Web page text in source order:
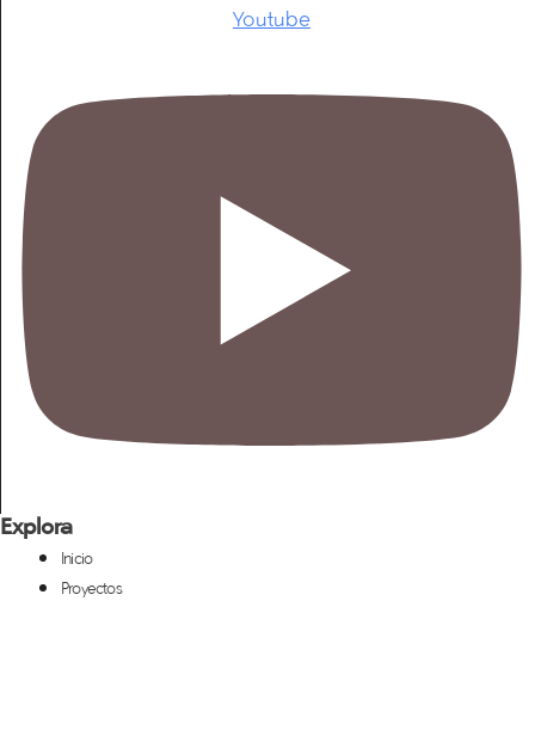
Youtube
Explora
Inicio
Proyectos